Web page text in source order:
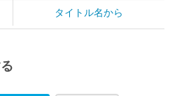
タイトル名から